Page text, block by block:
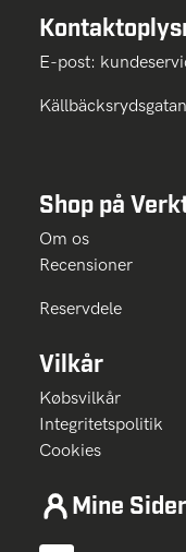
E-post:
Shop på
Om os
Recensioner
Reservdele
Vilkår
Købsvilkår
Integritetspolitik
Cookies
Mine Sider